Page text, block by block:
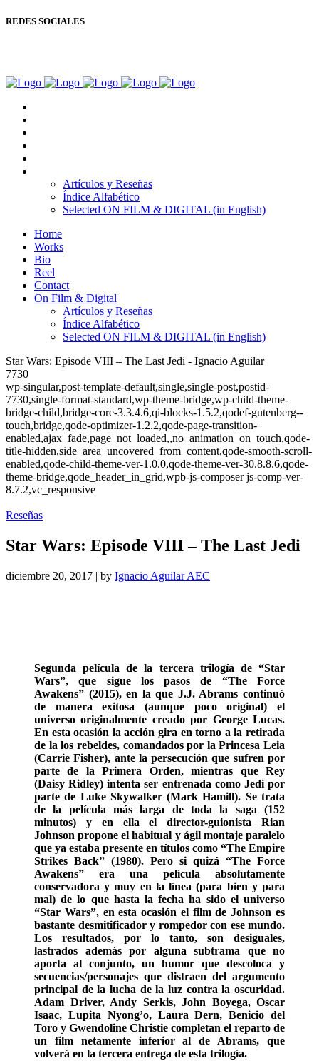
REDES SOCIALES
Artículos y Reseñas
Índice Alfabético
Selected ON FILM & DIGITAL (in English)
Home
Works
Bio
Reel
Contact
On Film & Digital
Artículos y Reseñas
Índice Alfabético
Selected ON FILM & DIGITAL (in English)
Star Wars: Episode VIII – The Last Jedi - Ignacio Aguilar
7730
wp-singular,post-template-default,single,single-post,postid-
7730,single-format-standard,wp-theme-bridge,wp-child-theme-
bridge-child,bridge-core-3.3.4.6,qi-blocks-1.5.2,qodef-gutenberg--
touch,bridge,qode-optimizer-1.2.2,qode-page-transition-
enabled,ajax_fade,page_not_loaded,,no_animation_on_touch,qode-
title-hidden,side_area_uncovered_from_content,qode-smooth-scroll-
enabled,qode-child-theme-ver-1.0.0,qode-theme-ver-30.8.8.6,qode-
theme-bridge,qode_header_in_grid,wpb-js-composer js-comp-ver-
8.7.2,vc_responsive
Reseñas
Star Wars: Episode VIII – The Last Jedi
diciembre 20, 2017 | by Ignacio Aguilar AEC
Segunda película de la tercera trilogía de “Star
Wars”, que sigue los pasos de “The Force
Awakens” (2015), en la que J.J. Abrams continuó
de manera exitosa (aunque poco original) el
universo originalmente creado por George Lucas.
En esta ocasión la acción gira en torno a la retirada
de la los rebeldes, comandados por la Princesa Leia
(Carrie Fisher), ante la persecución que sufren por
parte de la Primera Orden, mientras que Rey
(Daisy Ridley) intenta ser entrenada como Jedi por
parte de Luke Skywalker (Mark Hamill). Se trata
de la película más larga de toda la saga (152
minutos) y en ella el director-guionista Rian
Johnson propone el habitual y ágil montaje paralelo
que ya estaba presente en títulos como “The Empire
Strikes Back” (1980). Pero si quizá “The Force
Awakens” era una película absolutamente
conservadora y muy en la línea (para bien y para
mal) de lo que hasta la fecha ha sido el universo
“Star Wars”, en esta ocasión el film de Johnson es
bastante desmitificador y rompedor con ese mundo.
Los resultados, por lo tanto, son desiguales,
lastrados además por alguna subtrama que no
aporta al conjunto, un humor que descoloca y
secuencias/personajes que distraen del argumento
principal de la lucha de la luz contra la oscuridad.
Adam Driver, Andy Serkis, John Boyega, Oscar
Isaac, Lupita Nyong’o, Laura Dern, Benicio del
Toro y Gwendoline Christie completan el reparto de
un film netamente inferior al de Abrams, que
volverá en la tercera entrega de esta trilogía.